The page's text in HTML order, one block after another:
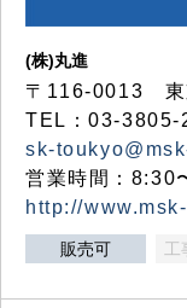
(株)丸進
〒116-0013 東
TEL：03-
sk-
営業時間：8:30
http://
販売可 工